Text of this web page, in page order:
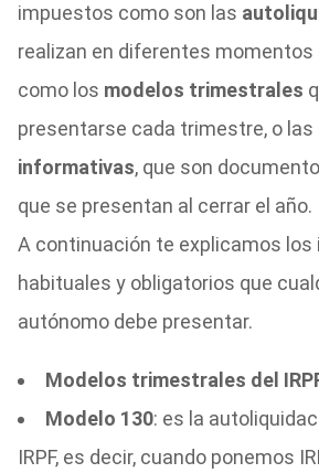
impuestos como son las
realizan en diferentes momentos
como los modelos trimestrales
presentarse cada trimestre, o las
informativas, que son
que se presentan al cerrar el año.
A continuación te explicamos
habituales y obligatorios que
autónomo debe presentar.
Modelos trimestrales del
Modelo 130: es la
IRPF, es decir, cuando ponemos